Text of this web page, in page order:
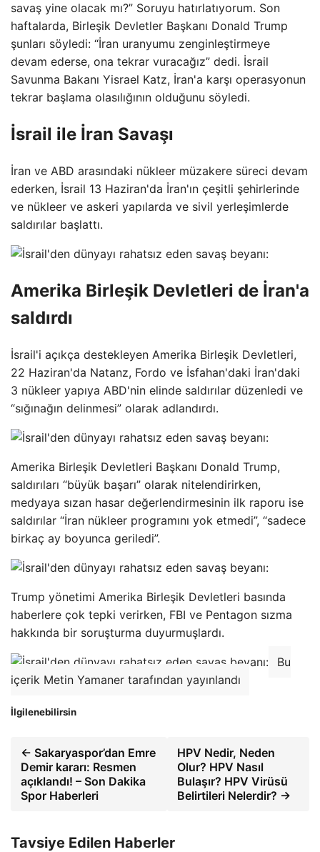
savaş yine olacak mı?” Soruyu hatırlatıyorum. Son
haftalarda, Birleşik Devletler Başkanı Donald Trump
şunları söyledi: “İran uranyumu zenginleştirmeye
devam ederse, ona tekrar vuracağız” dedi. İsrail
Savunma Bakanı Yisrael Katz, İran'a karşı operasyonun
tekrar başlama olasılığının olduğunu söyledi.
İsrail ile İran Savaşı
İran ve ABD arasındaki nükleer müzakere süreci devam
ederken, İsrail 13 Haziran'da İran'ın çeşitli şehirlerinde
ve nükleer ve askeri yapılarda ve sivil yerleşimlerde
saldırılar başlattı.
Amerika Birleşik Devletleri de İran'a
saldırdı
İsrail'i açıkça destekleyen Amerika Birleşik Devletleri,
22 Haziran'da Natanz, Fordo ve İsfahan'daki İran'daki
3 nükleer yapıya ABD'nin elinde saldırılar düzenledi ve
“sığınağın delinmesi” olarak adlandırdı.
Amerika Birleşik Devletleri Başkanı Donald Trump,
saldırıları “büyük başarı” olarak nitelendirirken,
medyaya sızan hasar değerlendirmesinin ilk raporu ise
saldırılar “İran nükleer programını yok etmedi”, “sadece
birkaç ay boyunca geriledi”.
Trump yönetimi Amerika Birleşik Devletleri basında
haberlere çok tepki verirken, FBI ve Pentagon sızma
hakkında bir soruşturma duyurmuşlardı.
Bu
içerik Metin Yamaner tarafından yayınlandı
İlgilenebilirsin
← Sakaryaspor’dan Emre
Demir kararı: Resmen
açıklandı! – Son Dakika
Spor Haberleri
HPV Nedir, Neden
Olur? HPV Nasıl
Bulaşır? HPV Virüsü
Belirtileri Nelerdir? →
Tavsiye Edilen Haberler